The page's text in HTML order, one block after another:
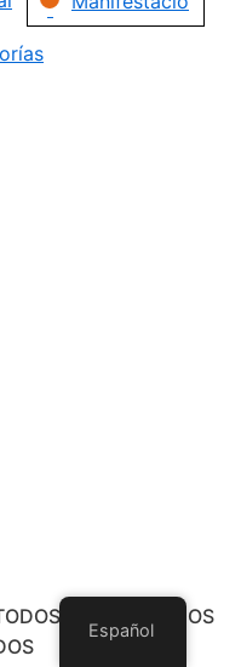
LOS DERECHOS
Español